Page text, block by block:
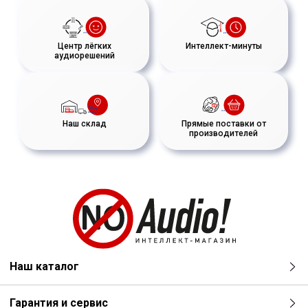
Центр лёгких
аудиорешений
Интеллект-минуты
Наш склад
Прямые поставки от
производителей
Наш каталог
Гарантия и сервис